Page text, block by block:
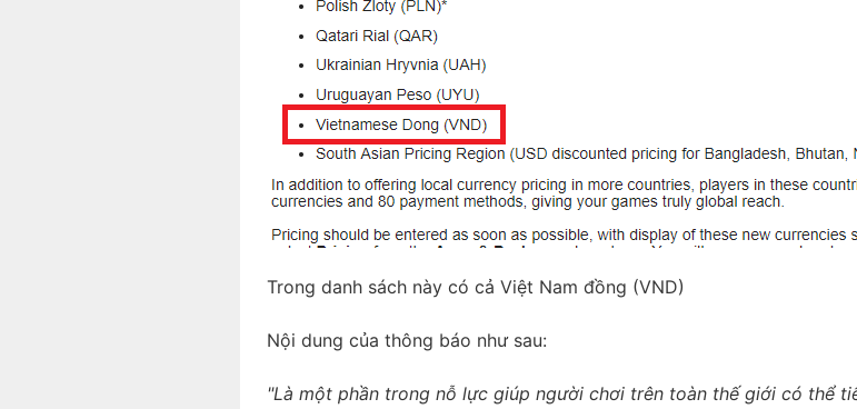
Trong danh sách này có cả Việt Nam đồng (VND)
Nội dung của thông báo như sau:
"Là một phần trong nỗ lực giúp người chơi trên toàn thế giới có thể